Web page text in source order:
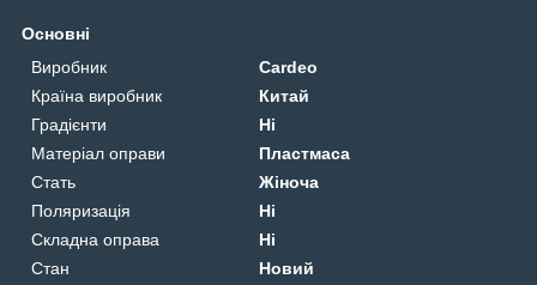
Основні
Виробник
Cardeo
Країна виробник
Китай
Градієнти
Ні
Матеріал оправи
Пластмаса
Стать
Жіноча
Поляризація
Ні
Складна оправа
Ні
Стан
Новий